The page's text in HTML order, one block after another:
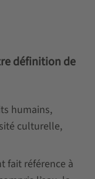
définition de
humains,
culturelle,
fait référence à